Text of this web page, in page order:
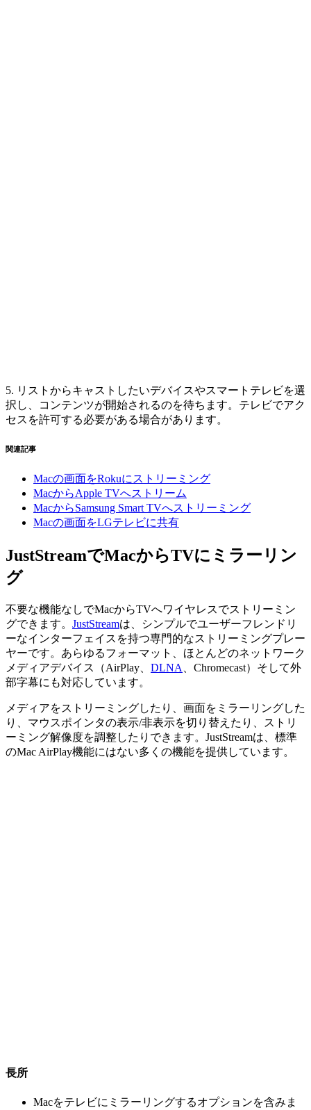
5. リストからキャストしたいデバイスやスマートテレビを選
択し、コンテンツが開始されるのを待ちます。テレビでアク
セスを許可する必要がある場合があります。
関連記事
Macの画面をRokuにストリーミング
MacからApple TVへストリーム
MacからSamsung Smart TVへストリーミング
Macの画面をLGテレビに共有
JustStreamでMacからTVにミラーリン
グ
不要な機能なしでMacからTVへワイヤレスでストリーミン
グできます。 JustStreamは、シンプルでユーザーフレンドリ
ーなインターフェイスを持つ専門的なストリーミングプレー
ヤーです。あらゆるフォーマット、ほとんどのネットワーク
メディアデバイス（AirPlay、 DLNA
、Chromecast）そして外
部字幕にも対応しています。
メディアをストリーミングしたり、画面をミラーリングした
り、マウスポインタの表示/非表示を切り替えたり、ストリ
ーミング解像度を調整したりできます。JustStreamは、標準
のMac AirPlay機能にはない多くの機能を提供しています。
長所
Macをテレビにミラーリングするオプションを含みま